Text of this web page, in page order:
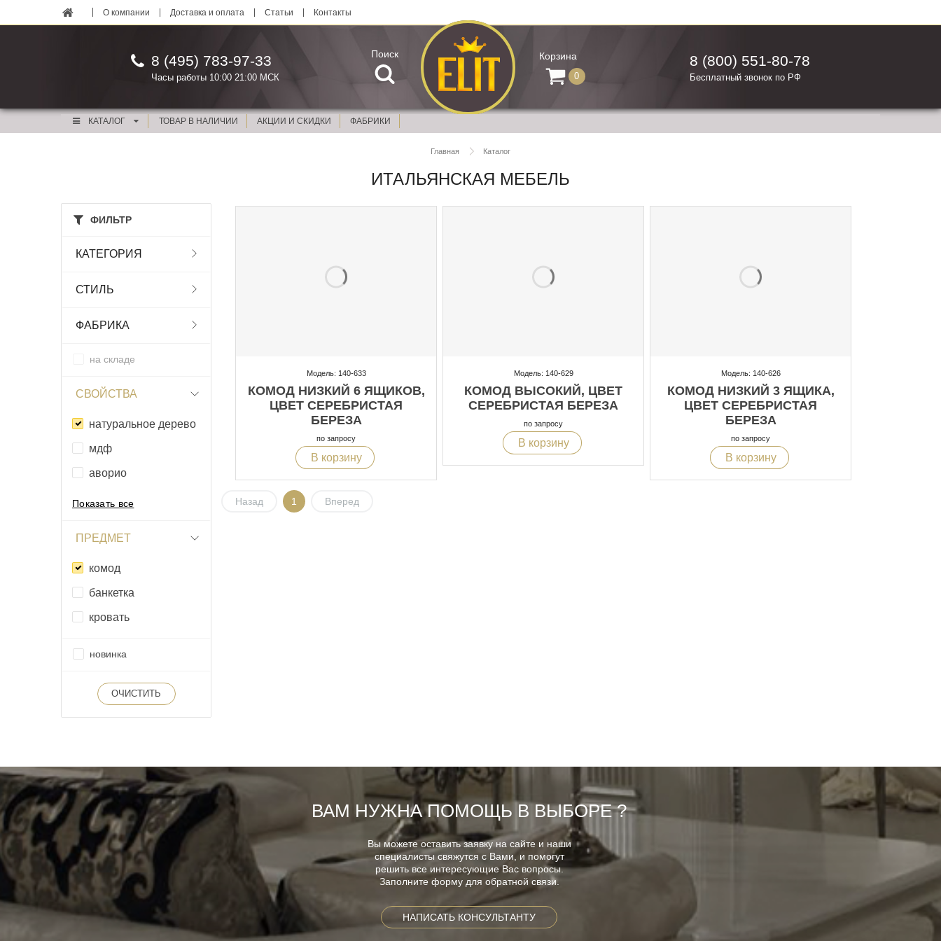
О компании Доставка и оплата Статьи Контакты
8 (495) 783-97-33
Часы работы 10:00 21:00 МСК
Поиск Корзина
0
8 (800) 551-80-78
Бесплатный звонок по РФ
КАТАЛОГ ТОВАР В НАЛИЧИИ АКЦИИ И СКИДКИ ФАБРИКИ
Главная Каталог
ИТАЛЬЯНСКАЯ МЕБЕЛЬ
ФИЛЬТР
КАТЕГОРИЯ
СТИЛЬ
ФАБРИКА
на складе
СВОЙСТВА
натуральное дерево
мдф
аворио
Показать все
ПРЕДМЕТ
комод
банкетка
кровать
новинка
ОЧИСТИТЬ
Модель: 140-633
КОМОД НИЗКИЙ 6 ЯЩИКОВ,
ЦВЕТ СЕРЕБРИСТАЯ
БЕРЕЗА
по запросу
В корзину
Модель: 140-629
КОМОД ВЫСОКИЙ, ЦВЕТ
СЕРЕБРИСТАЯ БЕРЕЗА
по запросу
В корзину
Модель: 140-626
КОМОД НИЗКИЙ 3 ЯЩИКА,
ЦВЕТ СЕРЕБРИСТАЯ
БЕРЕЗА
по запросу
В корзину
Назад 1 Вперед
ВАМ НУЖНА ПОМОЩЬ В ВЫБОРЕ ?
Вы можете оставить заявку на сайте и наши
специалисты свяжутся с Вами, и помогут
решить все интересующие Вас вопросы.
Заполните форму для обратной связи.
НАПИСАТЬ КОНСУЛЬТАНТУ